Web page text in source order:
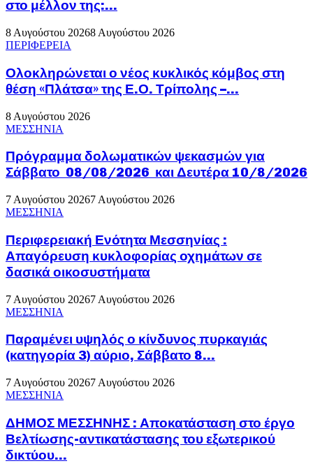
στο μέλλον της:...
8 Αυγούστου 20268 Αυγούστου 2026
ΠΕΡΙΦΕΡΕΙΑ
Ολοκληρώνεται ο νέος κυκλικός κόμβος στη
θέση «Πλάτσα» της Ε.Ο. Τρίπολης –...
8 Αυγούστου 2026
ΜΕΣΣΗΝΙΑ
Πρόγραμμα δολωματικών ψεκασμών για
Σάββατο 08/08/2026 και Δευτέρα 10/8/2026
7 Αυγούστου 20267 Αυγούστου 2026
ΜΕΣΣΗΝΙΑ
Περιφερειακή Ενότητα Μεσσηνίας :
Απαγόρευση κυκλοφορίας οχημάτων σε
δασικά οικοσυστήματα
7 Αυγούστου 20267 Αυγούστου 2026
ΜΕΣΣΗΝΙΑ
Παραμένει υψηλός ο κίνδυνος πυρκαγιάς
(κατηγορία 3) αύριο, Σάββατο 8...
7 Αυγούστου 20267 Αυγούστου 2026
ΜΕΣΣΗΝΙΑ
ΔΗΜΟΣ ΜΕΣΣΗΝΗΣ : Αποκατάσταση στο έργο
Βελτίωσης-αντικατάστασης του εξωτερικού
δικτύου...